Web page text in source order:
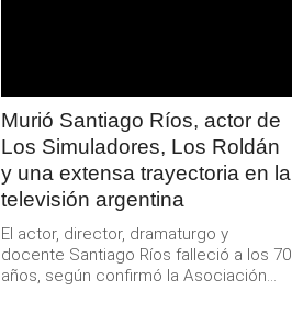
Murió Santiago Ríos, actor de
Los Simuladores, Los Roldán
y una extensa trayectoria en la
televisión argentina
El actor, director, dramaturgo y
docente Santiago Ríos falleció a los 70
años, según confirmó la Asociación...